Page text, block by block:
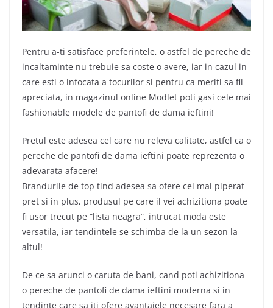
Pentru a-ti satisface preferintele, o astfel de pereche de
incaltaminte nu trebuie sa coste o avere, iar in cazul in
care esti o infocata a tocurilor si pentru ca meriti sa fii
apreciata, in magazinul online Modlet poti gasi cele mai
fashionable modele de pantofi de dama ieftini!
Pretul este adesea cel care nu releva calitate, astfel ca o
pereche de pantofi de dama ieftini poate reprezenta o
adevarata afacere!
Brandurile de top tind adesea sa ofere cel mai piperat
pret si in plus, produsul pe care il vei achizitiona poate
fi usor trecut pe “lista neagra”, intrucat moda este
versatila, iar tendintele se schimba de la un sezon la
altul!
De ce sa arunci o caruta de bani, cand poti achizitiona
o pereche de pantofi de dama ieftini moderna si in
tendinte care sa iti ofere avantajele necesare fara a